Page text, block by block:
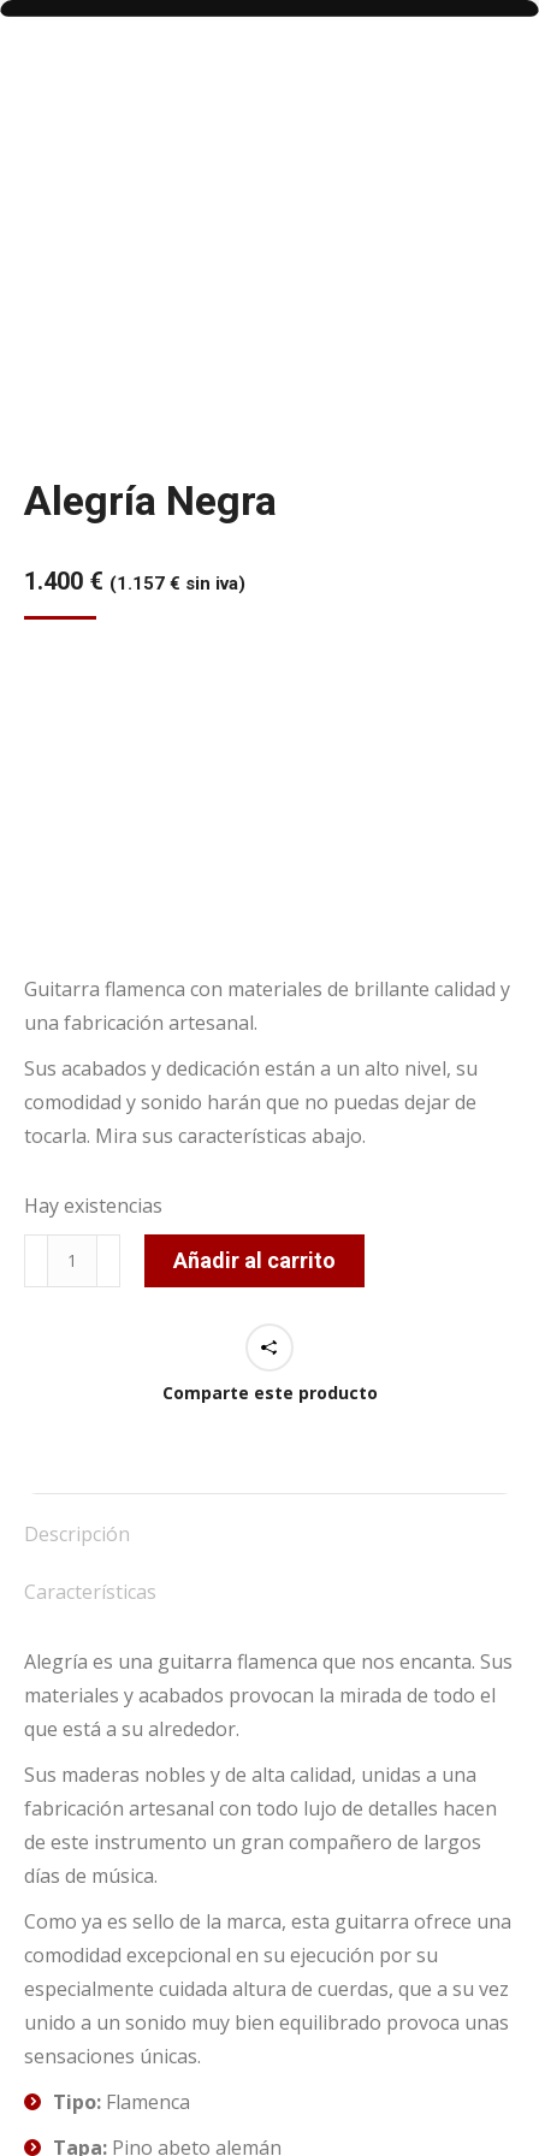
Alegría Negra
1.400 € (1.157 € sin iva)
Guitarra flamenca con materiales de brillante calidad y
una fabricación artesanal.
Sus acabados y dedicación están a un alto nivel, su
comodidad y sonido harán que no puedas dejar de
tocarla. Mira sus características abajo.
Hay existencias
Alegría
Negra
Añadir al carrito
Comparte este producto
Descripción
Características
Alegría es una guitarra flamenca que nos encanta. Sus
materiales y acabados provocan la mirada de todo el
que está a su alrededor.
Sus maderas nobles y de alta calidad, unidas a una
fabricación artesanal con todo lujo de detalles hacen
de este instrumento un gran compañero de largos
días de música.
Como ya es sello de la marca, esta guitarra ofrece una
comodidad excepcional en su ejecución por su
especialmente cuidada altura de cuerdas, que a su vez
unido a un sonido muy bien equilibrado provoca unas
sensaciones únicas.
Tipo: Flamenca
Tapa: Pino abeto alemán